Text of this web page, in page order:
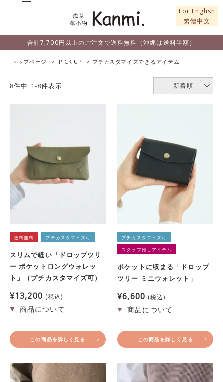
For English
繁體中文
合計7,700円以上のご注文で送料無料（沖縄は送料半額）
トップページ PICK UP プチカスタマイズできるアイテム
新着順
8件中 1-8件表示
送料無料 プチカスタマイズ可
スリムで軽い「ドロップツリ
ー ポケットロングウォレッ
ト」（プチカスタマイズ可）
¥13,200 税込
この商品を詳しく見る
プチカスタマイズ可
スタッフ推しアイテム
ポケットに収まる「ドロップ
ツリー ミニウォレット」
¥6,600 税込
この商品を詳しく見る